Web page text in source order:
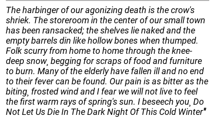
The harbinger of our agonizing death is the crow's
shriek. The storeroom in the center of our small town
has been ransacked; the shelves lie naked and the
empty barrels din like hollow bones when thumped.
Folk scurry from home to home through the knee-
deep snow¸ begging for scraps of food and furniture
to burn. Many of the elderly have fallen ill and no end
to their fever can be found. Our pain is as bitter as the
biting¸ frosted wind and I fear we will not live to feel
the first warm rays of spring's sun. I beseech you¸ Do
Not Let Us Die In The Dark Night Of This Cold Winter"